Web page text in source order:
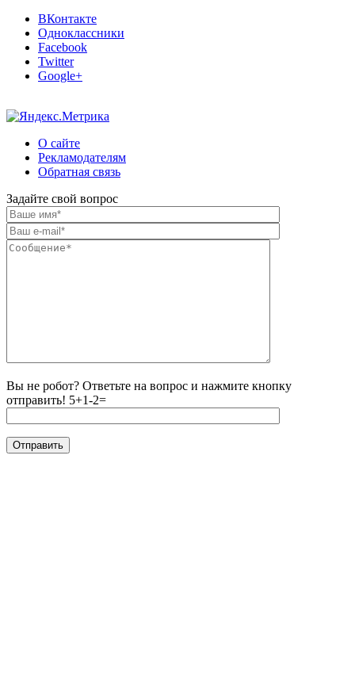
ВКонтакте
Одноклассники
Facebook
Twitter
Google+
О сайте
Рекламодателям
Обратная связь
Задайте свой вопрос
Вы не робот? Ответьте на вопрос и нажмите кнопку
отправить! 5+1-2=